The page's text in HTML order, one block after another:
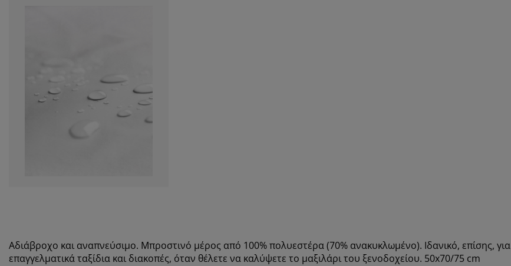
Αδιάβροχο και αναπνεύσιμο. Μπροστινό μέρος από 100% πολυεστέρα (70% ανακυκλωμένο). Ιδανικό, επίσης, για
επαγγελματικά ταξίδια και διακοπές, όταν θέλετε να καλύψετε το μαξιλάρι του ξενοδοχείου. 50x70/75 cm